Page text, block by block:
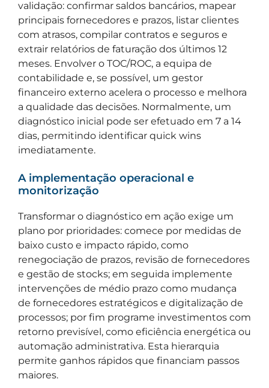
validação: confirmar saldos bancários, mapear
principais fornecedores e prazos, listar clientes
com atrasos, compilar contratos e seguros e
extrair relatórios de faturação dos últimos 12
meses. Envolver o TOC/ROC, a equipa de
contabilidade e, se possível, um gestor
financeiro externo acelera o processo e melhora
a qualidade das decisões. Normalmente, um
diagnóstico inicial pode ser efetuado em 7 a 14
dias, permitindo identificar quick wins
imediatamente.
A implementação operacional e
monitorização
Transformar o diagnóstico em ação exige um
plano por prioridades: comece por medidas de
baixo custo e impacto rápido, como
renegociação de prazos, revisão de fornecedores
e gestão de stocks; em seguida implemente
intervenções de médio prazo como mudança
de fornecedores estratégicos e digitalização de
processos; por fim programe investimentos com
retorno previsível, como eficiência energética ou
automação administrativa. Esta hierarquia
permite ganhos rápidos que financiam passos
maiores.